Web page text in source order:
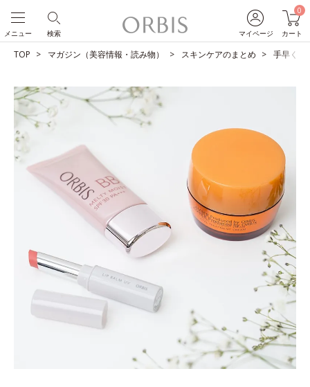
マイページ
0
カート
検索
メニュー
TOP マガジン（美容情報・読み物） スキンケアのまとめ 手早くし